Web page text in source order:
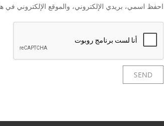
احفظ اسمي، بريدي الإلكتروني، والموقع الإلكتروني في